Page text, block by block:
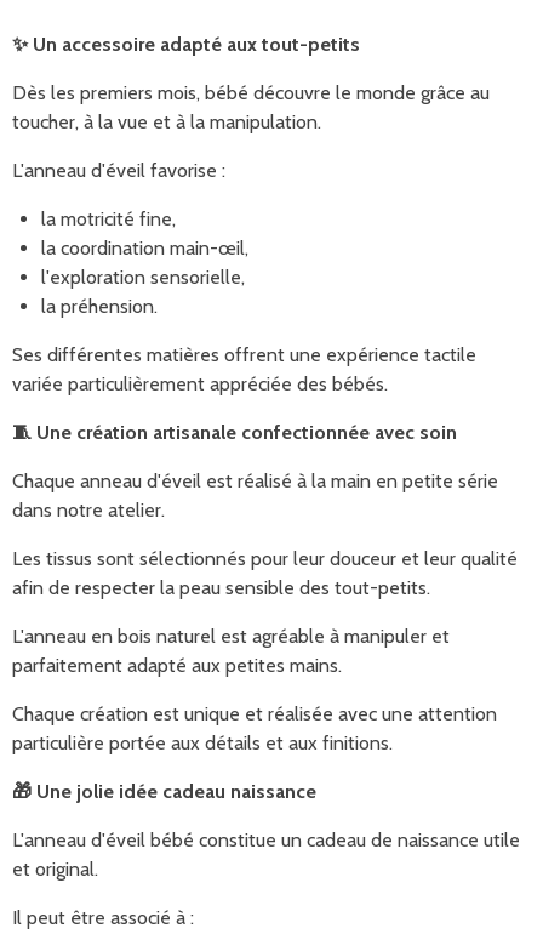
✨Un accessoire adapté aux tout-petits
Dès les premiers mois, bébé découvre le monde grâce au
toucher, à la vue et à la manipulation.
L'anneau d'éveil favorise :
la motricité fine,
la coordination main-œil,
l'exploration sensorielle,
la préhension.
Ses différentes matières offrent une expérience tactile
variée particulièrement appréciée des bébés.
🧵 Une création artisanale confectionnée avec soin
Chaque anneau d'éveil est réalisé à la main en petite série
dans notre atelier.
Les tissus sont sélectionnés pour leur douceur et leur qualité
afin de respecter la peau sensible des tout-petits.
L'anneau en bois naturel est agréable à manipuler et
parfaitement adapté aux petites mains.
Chaque création est unique et réalisée avec une attention
particulière portée aux détails et aux finitions.
🎁 Une jolie idée cadeau naissance
L'anneau d'éveil bébé constitue un cadeau de naissance utile
et original.
Il peut être associé à :